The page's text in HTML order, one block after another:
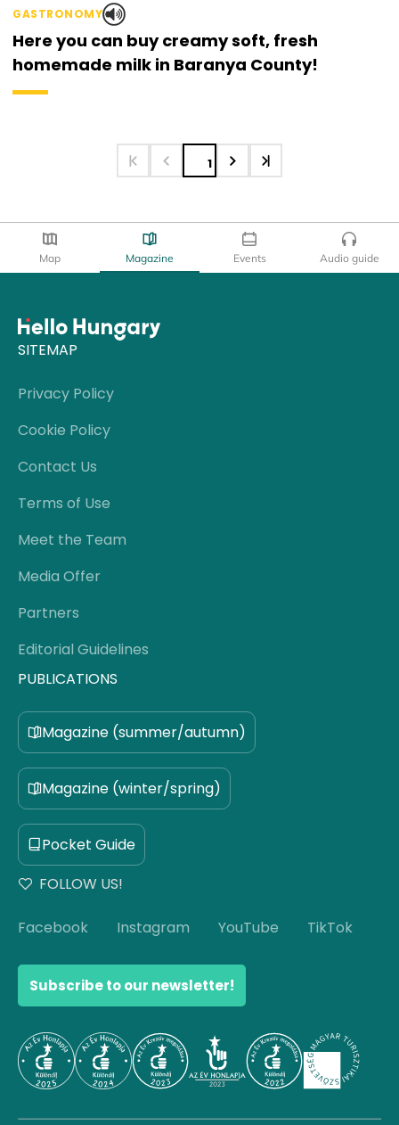
GASTRONOMY
Here you can buy creamy soft, fresh
homemade milk in Baranya County!
1
Map Magazine Events Audio guide
SITEMAP
Privacy Policy
Cookie Policy
Contact Us
Terms of Use
Meet the Team
Media Offer
Partners
Editorial Guidelines
PUBLICATIONS
Magazine (summer/autumn)
Magazine (winter/spring)
Pocket Guide
FOLLOW US!
Facebook Instagram YouTube TikTok
Subscribe to our newsletter!